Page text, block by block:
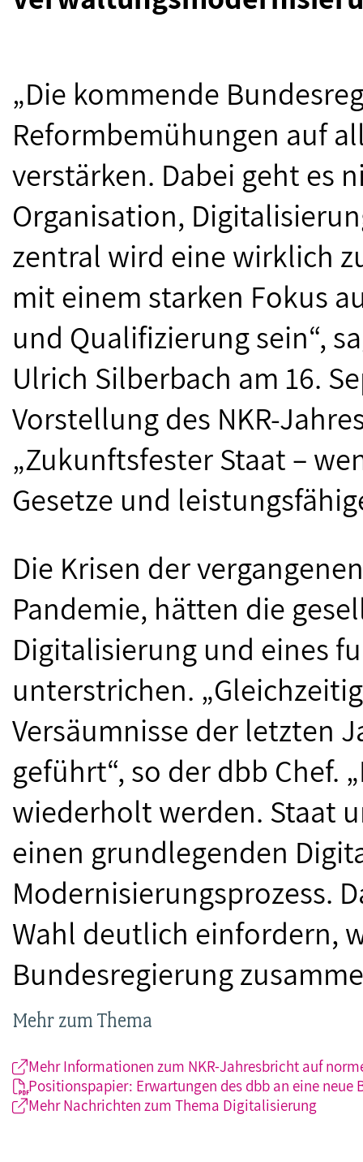
„Die kommende
Reformbemühungen auf
verstärken. Dabei geht es
Organisation,
zentral wird eine wirklich
mit einem starken Fokus
und Qualifizierung sein“,
Ulrich Silberbach am 16.
Vorstellung des NKR-
„Zukunftsfester Staat –
Gesetze und
Die Krisen der
Pandemie, hätten die
Digitalisierung und eines
unterstrichen.
Versäumnisse der letzten
geführt“, so der dbb Chef.
wiederholt werden. Staat
einen grundlegenden
Modernisierungsprozess.
Wahl deutlich einfordern,
Bundesregierung
Mehr zum Thema
Mehr Informationen zum NKR-Jahresbricht auf
Positionspapier: Erwartungen des dbb an eine
Mehr Nachrichten zum Thema Digitalisierung